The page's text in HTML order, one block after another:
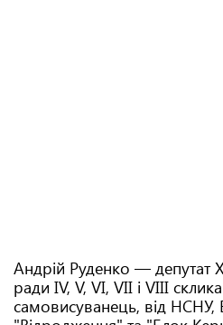
Андрій Руденко — депутат
ради IV, V, VI, VII і VIII
самовисуванець, від НСНУ,